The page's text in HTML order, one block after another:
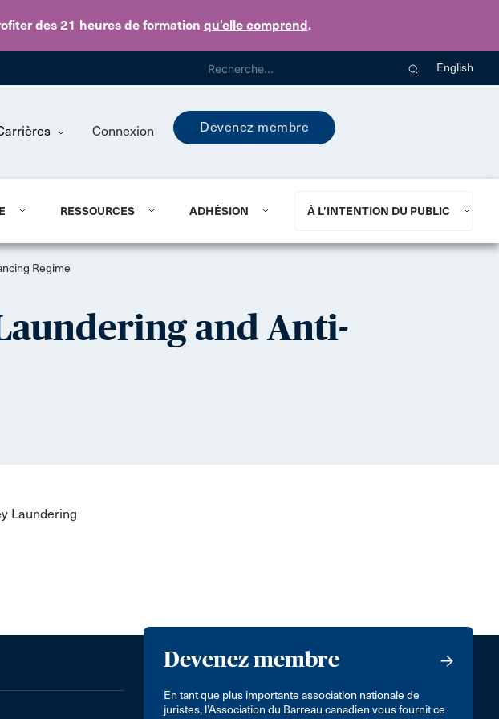
des 21 heures de formation qu’elle comprend.
to main content
English
Connexion Devenez membre
RESSOURCES ADHÉSION À L’INTENTION DU PUBLIC
Regime
and Anti-
Laundering
Devenez membre
En tant que plus importante association nationale de
juristes, l’Association du Barreau canadien vous fournit ce